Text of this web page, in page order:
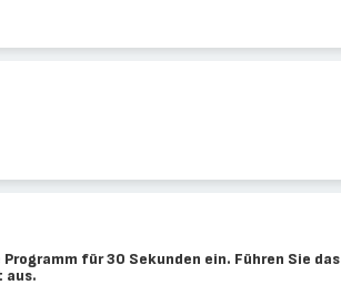
für 30 Sekunden ein. Führen Sie das
aus.